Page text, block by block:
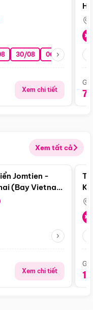
30/08 06/09 13/09
Xem chi tiết
Xem tất cả
Điểm nổi bật
Jomtien -
(Bay Vietnam
Xem chi tiết